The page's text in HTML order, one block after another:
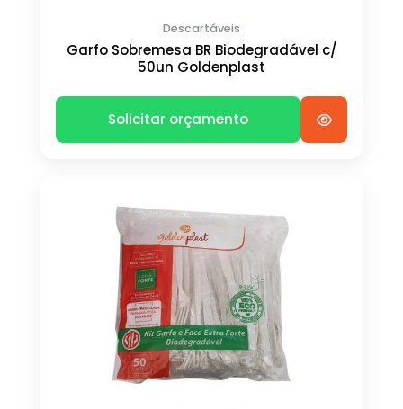
Descartáveis
Garfo Sobremesa BR Biodegradável c/
50un Goldenplast
Solicitar orçamento